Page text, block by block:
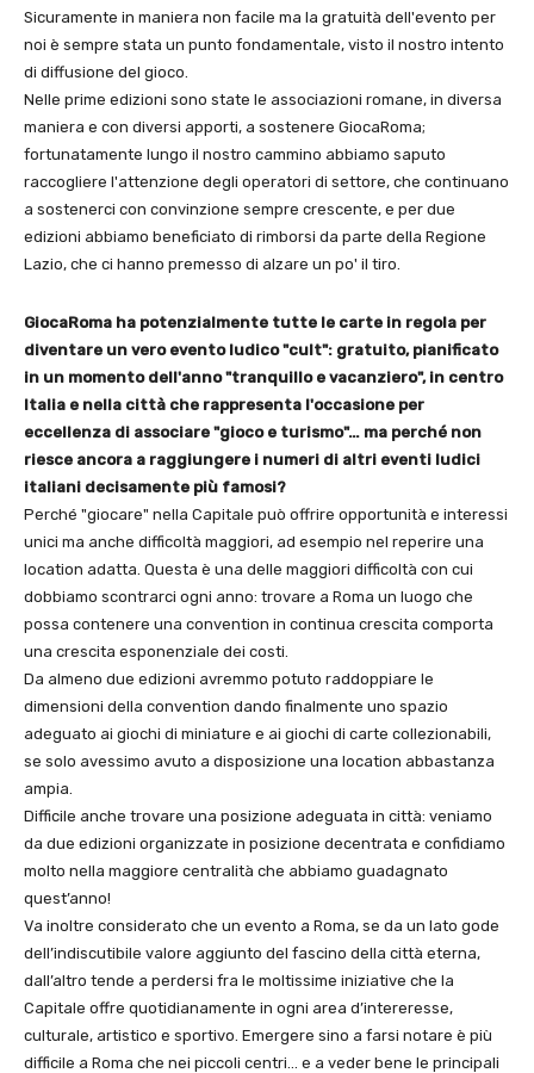
Sicuramente in maniera non facile ma la gratuità dell'evento per
noi è sempre stata un punto fondamentale, visto il nostro intento
di diffusione del gioco.
Nelle prime edizioni sono state le associazioni romane, in diversa
maniera e con diversi apporti, a sostenere GiocaRoma;
fortunatamente lungo il nostro cammino abbiamo saputo
raccogliere l'attenzione degli operatori di settore, che continuano
a sostenerci con convinzione sempre crescente, e per due
edizioni abbiamo beneficiato di rimborsi da parte della Regione
Lazio, che ci hanno premesso di alzare un po' il tiro.
GiocaRoma ha potenzialmente tutte le carte in regola per
diventare un vero evento ludico "cult": gratuito, pianificato
in un momento dell'anno "tranquillo e vacanziero", in centro
Italia e nella città che rappresenta l'occasione per
eccellenza di associare "gioco e turismo"… ma perché non
riesce ancora a raggiungere i numeri di altri eventi ludici
italiani decisamente più famosi?
Perché "giocare" nella Capitale può offrire opportunità e interessi
unici ma anche difficoltà maggiori, ad esempio nel reperire una
location adatta. Questa è una delle maggiori difficoltà con cui
dobbiamo scontrarci ogni anno: trovare a Roma un luogo che
possa contenere una convention in continua crescita comporta
una crescita esponenziale dei costi.
Da almeno due edizioni avremmo potuto raddoppiare le
dimensioni della convention dando finalmente uno spazio
adeguato ai giochi di miniature e ai giochi di carte collezionabili,
se solo avessimo avuto a disposizione una location abbastanza
ampia.
Difficile anche trovare una posizione adeguata in città: veniamo
da due edizioni organizzate in posizione decentrata e confidiamo
molto nella maggiore centralità che abbiamo guadagnato
quest’anno!
Va inoltre considerato che un evento a Roma, se da un lato gode
dell’indiscutibile valore aggiunto del fascino della città eterna,
dall’altro tende a perdersi fra le moltissime iniziative che la
Capitale offre quotidianamente in ogni area d’intereresse,
culturale, artistico e sportivo. Emergere sino a farsi notare è più
difficile a Roma che nei piccoli centri… e a veder bene le principali